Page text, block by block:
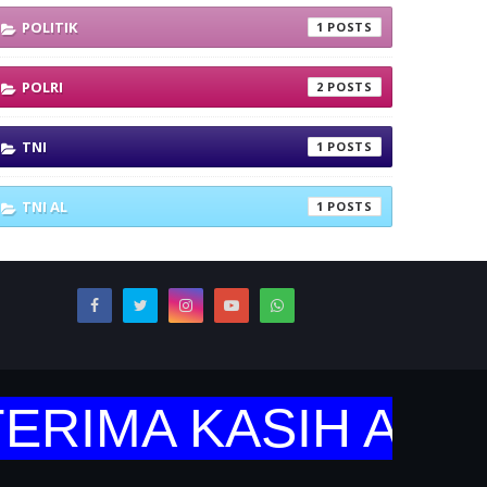
POLITIK 1
POLRI 2
TNI 1
TNI AL 1
KASIH ATAS